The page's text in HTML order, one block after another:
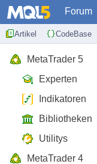
Forum
Artikel CodeBase
MetaTrader 5
Experten
Indikatoren
Bibliotheken
Utilitys
MetaTrader 4